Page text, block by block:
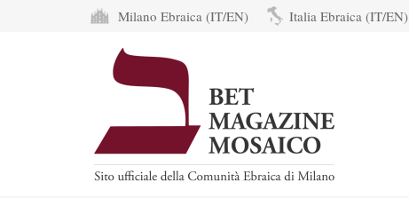
Milano Ebraica (IT/EN) Italia Ebraica (IT/EN)